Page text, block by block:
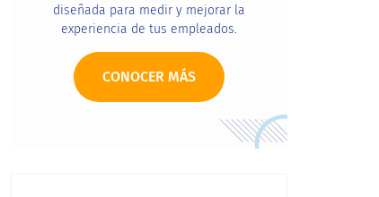
diseñada para medir y mejorar la
experiencia de tus empleados.
CONOCER MÁS